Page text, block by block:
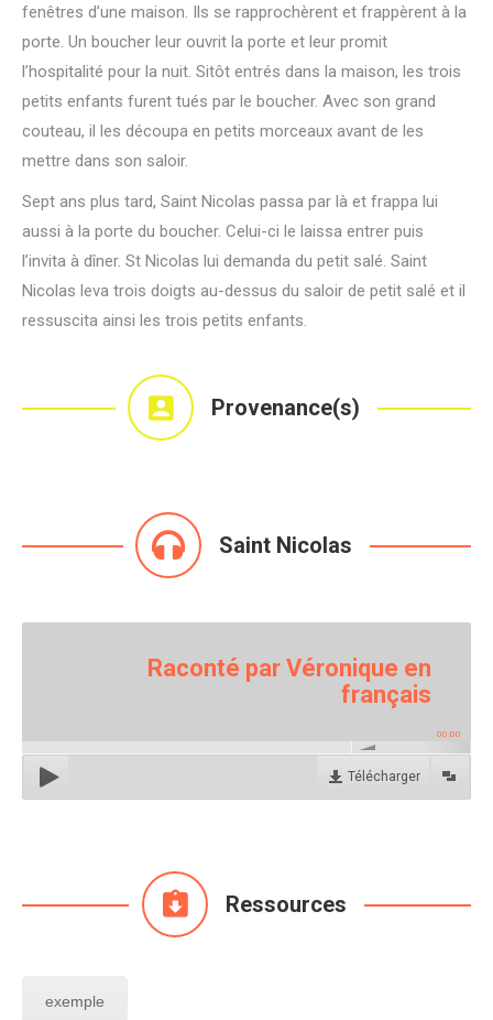
fenêtres d’une maison. Ils se rapprochèrent et frappèrent à la
porte. Un boucher leur ouvrit la porte et leur promit
l’hospitalité pour la nuit. Sitôt entrés dans la maison, les trois
petits enfants furent tués par le boucher. Avec son grand
couteau, il les découpa en petits morceaux avant de les
mettre dans son saloir.
Sept ans plus tard, Saint Nicolas passa par là et frappa lui
aussi à la porte du boucher. Celui-ci le laissa entrer puis
l’invita à dîner. St Nicolas lui demanda du petit salé. Saint
Nicolas leva trois doigts au-dessus du saloir de petit salé et il
ressuscita ainsi les trois petits enfants.
Provenance(s)
Saint Nicolas
Raconté par Véronique en
français
00:00
Télécharger
Ressources
exemple